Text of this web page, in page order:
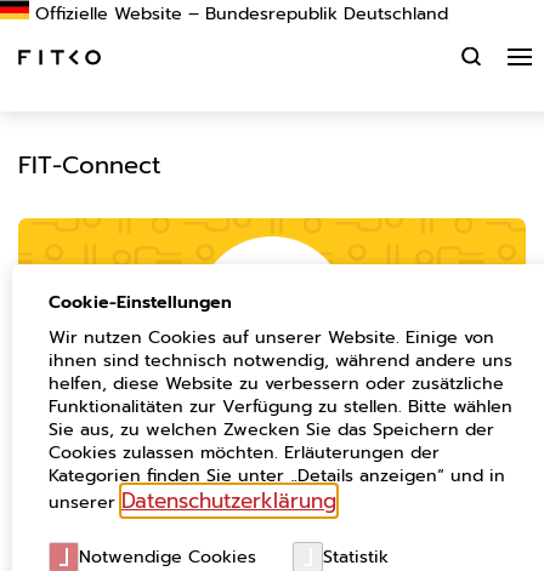
Suchen
FIT-Connect
Einfache Kommunikation bei der
Beantragung von
Verwaltungsleistungen
Cookie-Einstellungen
Wir nutzen Cookies auf unserer Website. Einige von
ihnen sind technisch notwendig, während andere uns
helfen, diese Website zu verbessern oder zusätzliche
Funktionalitäten zur Verfügung zu stellen. Bitte wählen
Sie aus, zu welchen Zwecken Sie das Speichern der
Cookies zulassen möchten. Erläuterungen der
Kategorien finden Sie unter „Details anzeigen“ und in
unserer Datenschutzerklärung
Notwendige Cookies Statistik